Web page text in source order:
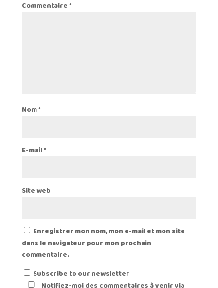
Commentaire*
Nom*
E-mail*
Site web
Enregistrer mon nom, mon e-mail et mon site
dans le navigateur pour mon prochain
commentaire.
Subscribe to our newsletter
Notifiez-moi des commentaires à venir via